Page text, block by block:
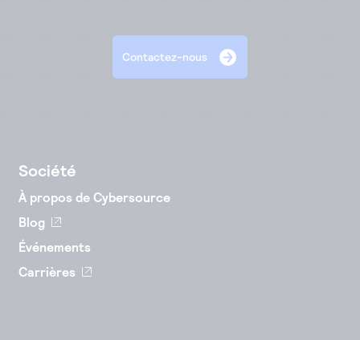
Contactez-nous
Société
À propos de Cybersource
Blog
Événements
Carrières